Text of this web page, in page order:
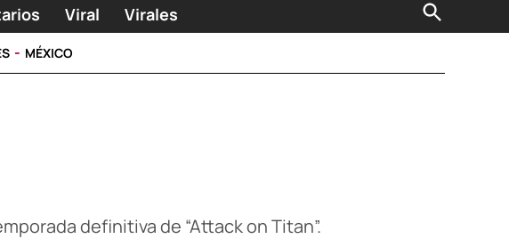
Viral Virales
Open
Search
MÉXICO
definitiva de “Attack on Titan”.